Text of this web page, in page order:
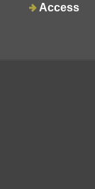
Access